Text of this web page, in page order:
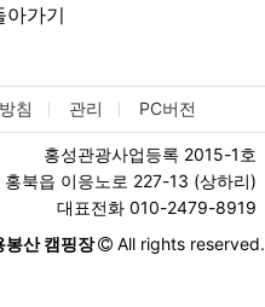
아가기
침 관리 PC버전
홍성관광사업등록 2015-1호
홍북읍 이응노로 227-13 (상하리)
대표전화 010-2479-8919
봉산 캠핑장
All rights reserved.